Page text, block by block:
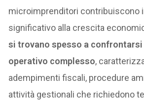
microimprenditori contribuiscono
significativo alla crescita
si trovano spesso a
operativo complesso,
adempimenti fiscali, procedure
attività gestionali che richiedono